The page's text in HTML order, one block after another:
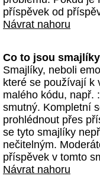
příspěvek od
Návrat nahoru
Co to jsou
Smajlíky, neboli
které se používají k
malého kódu, např.
smutný. Kompletní
prohlédnout přes
se tyto smajlíky
nečitelným.
příspěvek v tomto
Návrat nahoru